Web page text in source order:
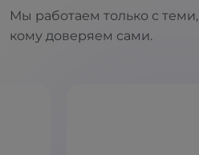
Мы работаем только с теми,
кому доверяем сами.